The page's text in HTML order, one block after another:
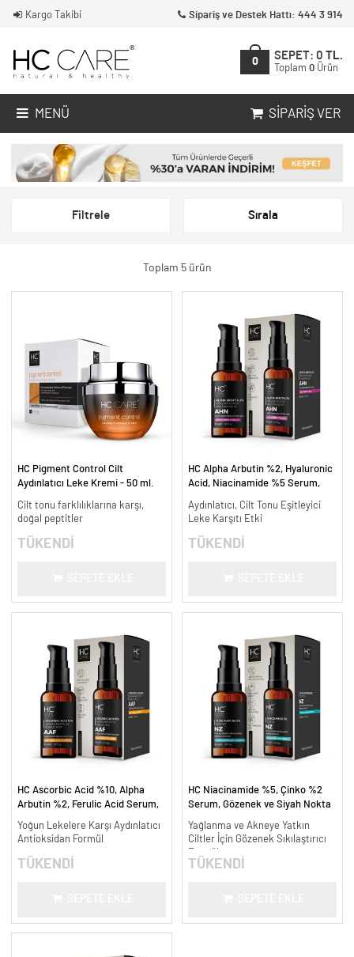
Kargo Takibi Sipariş ve Destek Hattı: 444 3 914
0
SEPET: 0 TL.
Toplam 0 Ürün
MENÜ SIPARIŞ VER
Filtrele Sırala
Toplam 5 ürün
HC Pigment Control Cilt
Aydınlatıcı Leke Kremi - 50 ml.
Cilt tonu farklılıklarına karşı,
doğal peptitler
TÜKENDİ
HC Alpha Arbutin %2, Hyaluronic
Acid, Niacinamide %5 Serum,
ml.
Aydınlatıcı, Cilt Tonu Eşitleyici
Leke Karşıtı Etki
TÜKENDİ
HC Ascorbic Acid %10, Alpha
Arbutin %2, Ferulic Acid Serum,
ml.
Yoğun Lekelere Karşı Aydınlatıcı
Antioksidan Formül
TÜKENDİ
HC Niacinamide %5, Çinko %2
Serum, Gözenek ve Siyah Nokta
30 ml.
Yağlanma ve Akneye Yatkın
Ciltler İçin Gözenek Sıkılaştırıcı
TÜKENDİ